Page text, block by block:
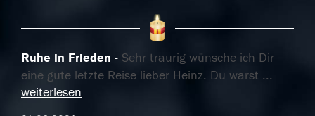
Ruhe in Frieden
Sehr traurig wünsche ich Dir
eine gute letzte Reise lieber Heinz. Du warst ...
weiterlesen